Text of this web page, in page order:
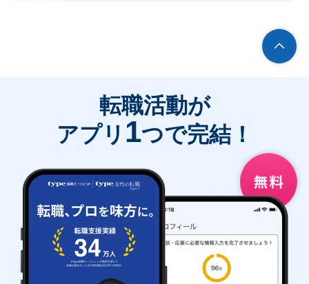
転職活動が
アプリ 1つで完結！